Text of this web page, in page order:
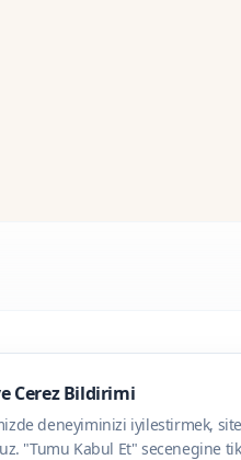
Cerez Bildirimi
deneyiminizi iyilestirmek,
"Tumu Kabul Et" secenegine